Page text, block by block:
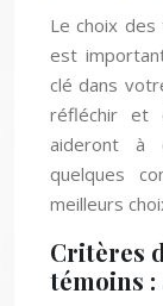
Le choix des
est
clé dans
réfléchir et
aideront à
quelques
meilleurs
Critères
témoins